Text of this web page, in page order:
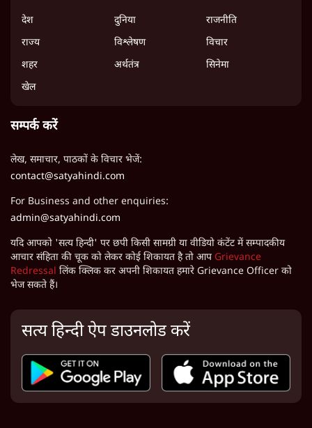
देश दुनिया
राजनीति
राज्य
विश्लेषण
विचार
शहर
अर्थतंत्र
सिनेमा
खेल
सम्पर्क करें
लेख, समाचार, पाठकों के विचार भेजें:
contact@satyahindi.com
For Business and other enquiries:
admin@satyahindi.com
यदि आपको 'सत्य हिन्दी' पर छपी किसी सामग्री या वीडियो कंटेंट में सम्पादकीय
आचार संहिता की चूक को लेकर कोई शिकायत है तो आप Grievance
Redressal लिंक क्लिक कर अपनी शिकायत हमारे Grievance Officer को
भेज सकते हैं।
सत्य हिन्दी ऐप डाउनलोड करें